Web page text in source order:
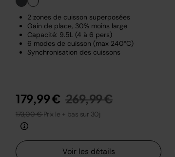
2 zones de cuisson superposées
Gain de place, 30% moins large
Capacité: 9.5L (4 à 6 pers)
6 modes de cuisson (max 240°C)
Synchronisation des cuissons
179,99 € Prix réduit de
269,99 €au
173,00 €Prix le + bas sur 30j
Voir les détails